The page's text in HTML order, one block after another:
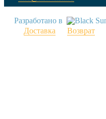
Разработано в
Доставка
Возврат